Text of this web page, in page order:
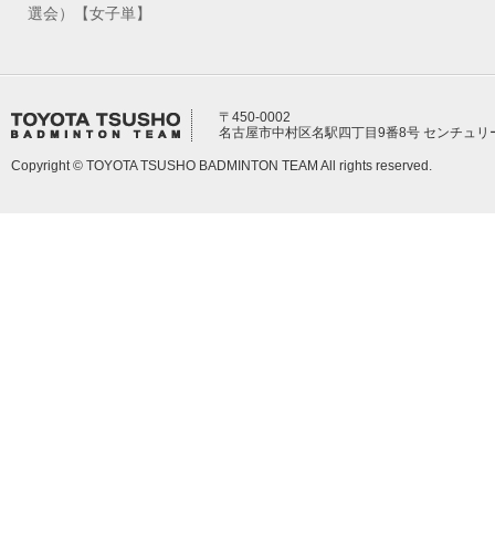
選会）【女子単】
〒450-0002
名古屋市中村区名駅四丁目9番8号 センチュリ
Copyright © TOYOTA TSUSHO BADMINTON TEAM All rights reserved.